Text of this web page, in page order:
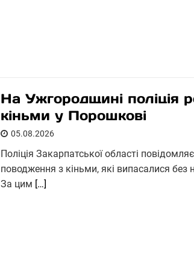
На Ужгородщині поліція
кіньми у Порошкові
05.08.2026
Поліція Закарпатської області
поводження з кіньми, які випасалися
За цим […]